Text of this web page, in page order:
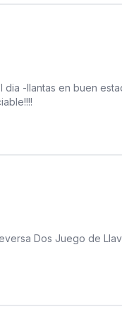
-llantas en buen
Dos Juego de